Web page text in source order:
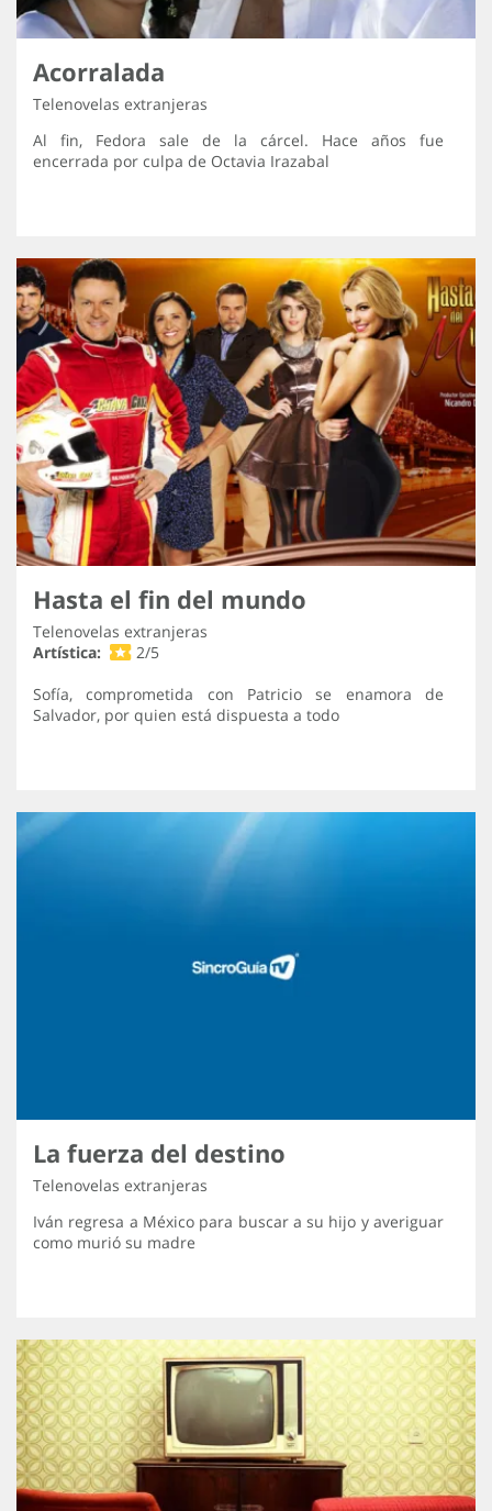
Acorralada
Telenovelas extranjeras
Al fin, Fedora sale de la cárcel. Hace años fue
encerrada por culpa de Octavia Irazabal
Hasta el fin del mundo
Telenovelas extranjeras
Artística:
2/5
Sofía, comprometida con Patricio se enamora de
Salvador, por quien está dispuesta a todo
La fuerza del destino
Telenovelas extranjeras
Iván regresa a México para buscar a su hijo y averiguar
como murió su madre